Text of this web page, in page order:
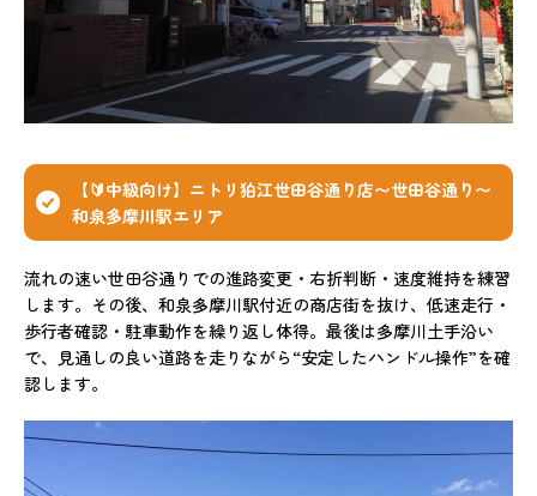
【🔰中級向け】ニトリ狛江世田谷通り店〜世田谷通り〜
和泉多摩川駅エリア
流れの速い世田谷通りでの進路変更・右折判断・速度維持を練習
します。その後、和泉多摩川駅付近の商店街を抜け、低速走行・
歩行者確認・駐車動作を繰り返し体得。最後は多摩川土手沿い
で、見通しの良い道路を走りながら“安定したハンドル操作”を確
認します。